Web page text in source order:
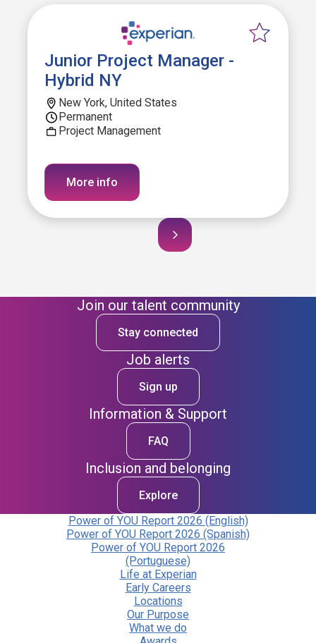
Junior Project Manager -
Hybrid NY
New York, United States
Permanent
Project Management
More info
Join our talent community
Stay connected
Job alerts
Sign up
Information & Support
FAQ
Inclusion and belonging
Explore
Power of YOU Report 2026 (English)
Power of YOU Report 2026 (Spanish)
Power of YOU Report 2026
(Portuguese)
Life at Experian
Early Careers
Locations
Our Purpose
What we do